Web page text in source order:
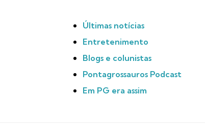
Últimas notícias
Entretenimento
Blogs e colunistas
Pontagrossauros Podcast
Em PG era assim